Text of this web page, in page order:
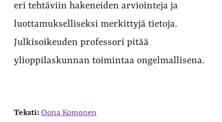
eri tehtäviin hakeneiden arviointeja ja
luottamukselliseksi merkittyjä tietoja.
Julkisoikeuden professori pitää
ylioppilaskunnan toimintaa ongelmallisena.
Teksti:Oona Komonen